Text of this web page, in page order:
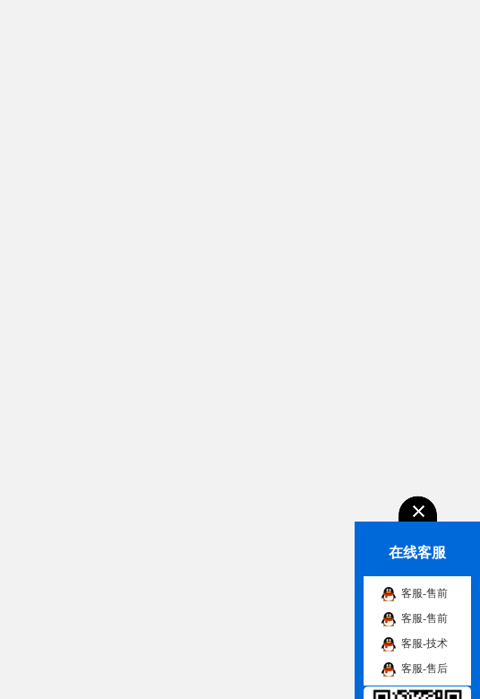
在线客服
客服-售前
客服-售前
客服-技术
客服-售后